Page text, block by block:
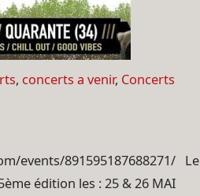
, concerts a venir, Concerts
events/891595187688271/ Le
édition les : 25 & 26 MAI